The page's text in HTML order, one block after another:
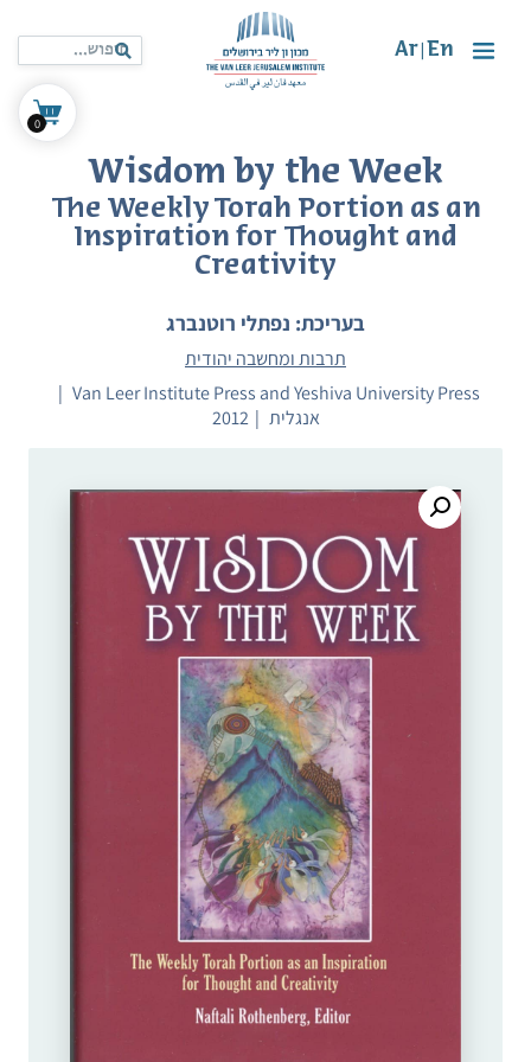
En
Ar
0
Wisdom by the Week
The Weekly Torah Portion as an
Inspiration for Thought and
Creativity
בעריכת: נפתלי רוטנברג
תרבות ומחשבה יהודית
Van Leer Institute Press and Yeshiva University Press
אנגלית
2012